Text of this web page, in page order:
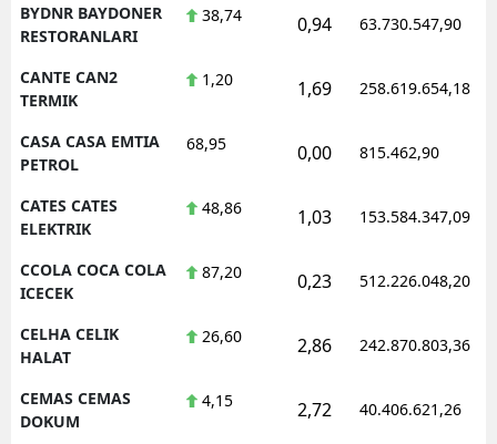
BYDNR BAYDONER
RESTORANLARI
38,74 0,94 63.730.547,90
CANTE CAN2
TERMIK
1,20 1,69 258.619.654,18
CASA CASA EMTIA
PETROL
68,95 0,00 815.462,90
CATES CATES
ELEKTRIK
48,86 1,03 153.584.347,09
CCOLA COCA COLA
ICECEK
87,20 0,23 512.226.048,20
CELHA CELIK
HALAT
26,60 2,86 242.870.803,36
CEMAS CEMAS
DOKUM
4,15 2,72 40.406.621,26